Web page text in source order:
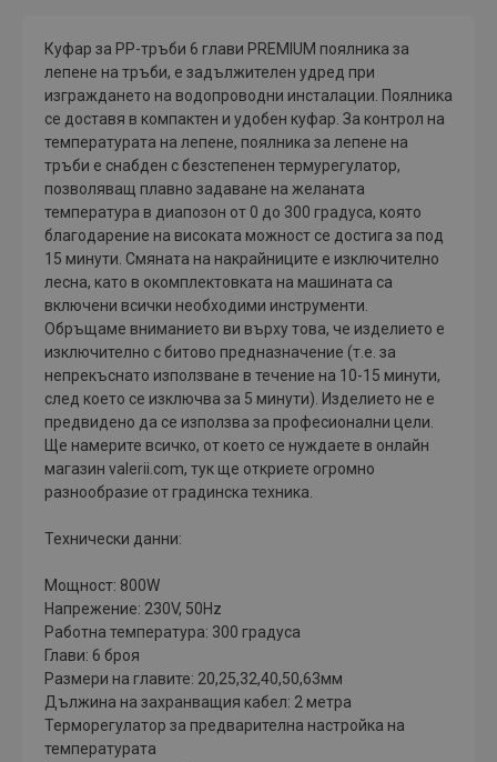
Куфар за РР-тръби 6 глави PREMIUM поялника за
лепене на тръби, е задължителен удред при
изграждането на водопроводни инсталации. Поялника
се доставя в компактен и удобен куфар. За контрол на
температурата на лепене, поялника за лепене на
тръби е снабден с безстепенен термурегулатор,
позволяващ плавно задаване на желаната
температура в диапозон от 0 до 300 градуса, която
благодарение на високата можност се достига за под
15 минути. Смяната на накрайниците е изключително
лесна, като в окомплектовката на машината са
включени всички необходими инструменти.
Обръщаме вниманието ви върху това, че изделието е
изключително с битово предназначение (т.е. за
непрекъснато използване в течение на 10-15 минути,
след което се изключва за 5 минути). Изделието не е
предвидено да се използва за професионални цели.
Ще намерите всичко, от което се нуждаете в онлайн
магазин valerii.com, тук ще откриете огромно
разнообразие от градинска техника.
Технически данни:
Мощност: 800W
Напрежение: 230V, 50Hz
Работна температура: 300 градуса
Глави: 6 броя
Размери на главите: 20,25,32,40,50,63мм
Дължина на захранващия кабел: 2 метра
Терморегулатор за предварителна настройка на
температурата